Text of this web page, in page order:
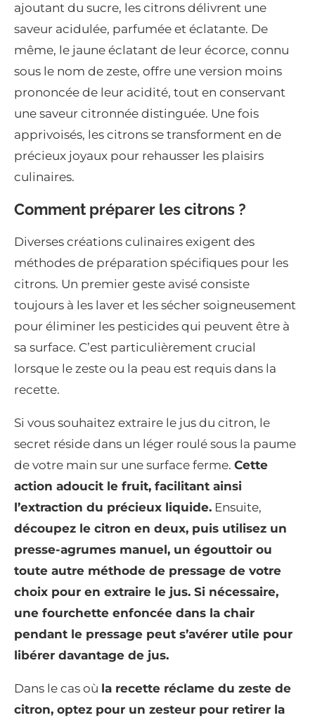
ajoutant du sucre, les citrons délivrent une
saveur acidulée, parfumée et éclatante. De
même, le jaune éclatant de leur écorce, connu
sous le nom de zeste, offre une version moins
prononcée de leur acidité, tout en conservant
une saveur citronnée distinguée. Une fois
apprivoisés, les citrons se transforment en de
précieux joyaux pour rehausser les plaisirs
culinaires.
Comment préparer les citrons ?
Diverses créations culinaires exigent des
méthodes de préparation spécifiques pour les
citrons. Un premier geste avisé consiste
toujours à les laver et les sécher soigneusement
pour éliminer les pesticides qui peuvent être à
sa surface. C’est particulièrement crucial
lorsque le zeste ou la peau est requis dans la
recette.
Si vous souhaitez extraire le jus du citron, le
secret réside dans un léger roulé sous la paume
de votre main sur une surface ferme. Cette
action adoucit le fruit, facilitant ainsi
l’extraction du précieux liquide. Ensuite,
découpez le citron en deux, puis utilisez un
presse-agrumes manuel, un égouttoir ou
toute autre méthode de pressage de votre
choix pour en extraire le jus. Si nécessaire,
une fourchette enfoncée dans la chair
pendant le pressage peut s’avérer utile pour
libérer davantage de jus.
Dans le cas où la recette réclame du zeste de
citron, optez pour un zesteur pour retirer la